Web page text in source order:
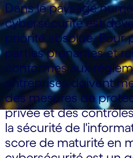
Dans le paysage
cybersécurité est
priorité absolue. Pour
parties prenantes et
conformes aux
entreprises doivent
des mesures de
privée et des
la sécurité de
score de maturité en